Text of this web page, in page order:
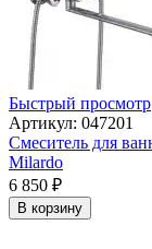
Быстрый просмотр
Артикул: 047201
Смеситель для
Milardo
6 850 ₽
В корзину